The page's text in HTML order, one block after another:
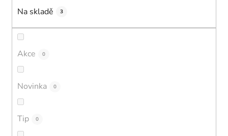
Na skladě 3
Akce 0
Novinka 0
Tip 0